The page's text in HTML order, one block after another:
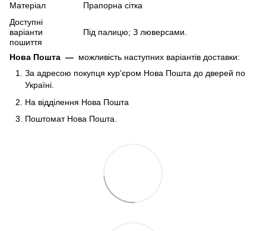
Матеріал
Прапорна сітка
Доступні
варіанти
пошиття
Під палицю; З люверсами.
Нова Пошта — можливість наступних варіантів доставки:
За адресою покупця кур'єром Нова Пошта до дверей по
Україні.
На відділення Нова Пошта
Поштомат Нова Пошта.